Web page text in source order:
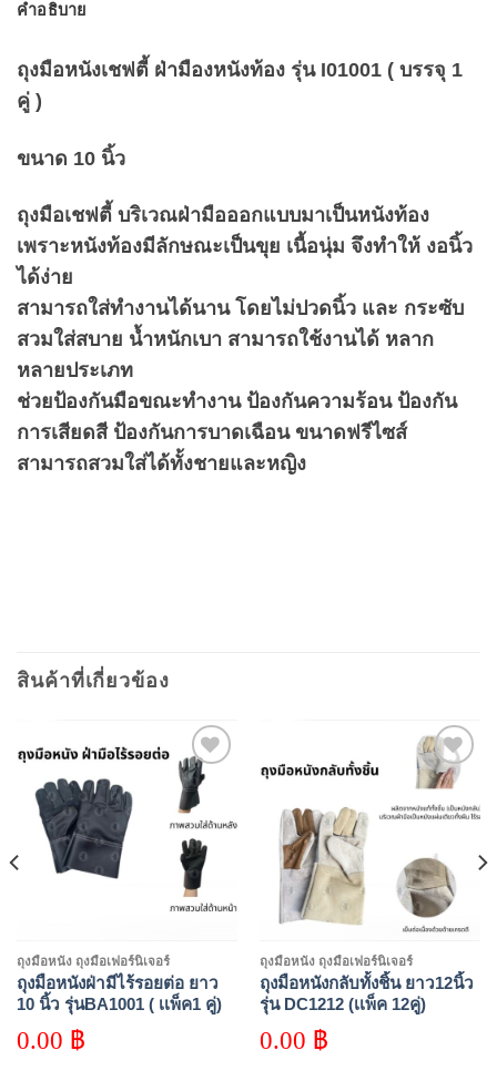
คำอธิบาย
ถุงมือหนังเชฟตี้ ฝ่ามืองหนังท้อง รุ่น I01001 ( บรรจุ 1
คู่ )
ขนาด 10 นิ้ว
ถุงมือเชฟตี้ บริเวณฝ่ามือออกแบบมาเป็นหนังท้อง
เพราะหนังท้องมีลักษณะเป็นขุย เนื้อนุ่ม จึงทำให้ งอนิ้ว
ได้ง่าย
สามารถใส่ทำงานได้นาน โดยไม่ปวดนิ้ว และ กระซับ
สวมใส่สบาย น้ำหนักเบา สามารถใช้งานได้ หลาก
หลายประเภท
ช่วยป้องกันมือขณะทำงาน ป้องกันความร้อน ป้องกัน
การเสียดสี ป้องกันการบาดเฉือน ขนาดฟรีไซส์
สามารถสวมใส่ได้ทั้งชายและหญิง
สินค้าที่เกี่ยวข้อง
Add to
wishlist
ถุงมือหนัง ถุงมือเฟอร์นิเจอร์
ถุงมือหนังฝ่ามีไร้รอยต่อ ยาว
10 นิ้ว รุ่นBA1001 ( เเพ็ค1 คู่)
0.00 ฿
Add to
wishlist
ถุงมือหนัง ถุงมือเฟอร์นิเจอร์
ถุงมือหนังกลับทั้งชิ้น ยาว12นิ้ว
รุ่น DC1212 (เเพ็ค 12คู่)
0.00 ฿